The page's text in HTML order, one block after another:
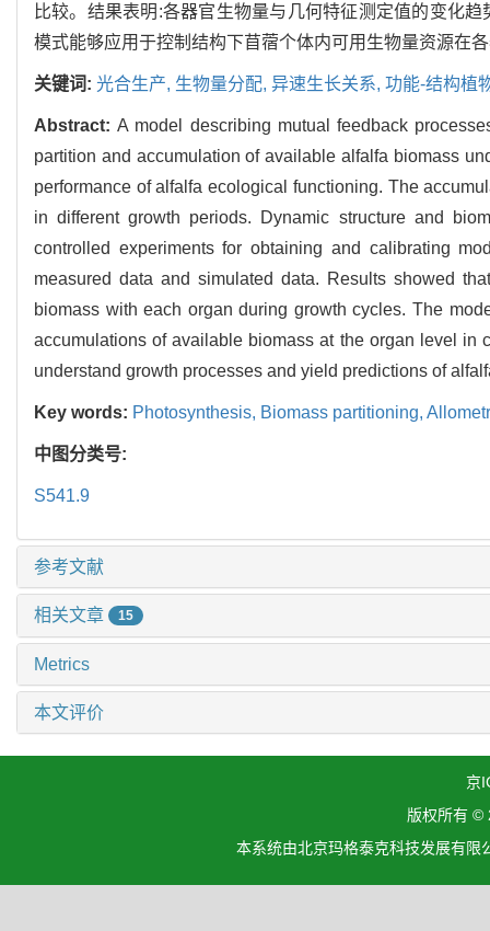
比较。结果表明:各器官生物量与几何特征测定值的变化
模式能够应用于控制结构下苜蓿个体内可用生物量资源在
关键词: 光合生产, 生物量分配, 异速生长关系, 功能-结构植
Abstract:A model describing mutual feedback
partition and accumulation of available alfalfa biomass
performance of alfalfa ecological functioning. The
in different growth periods. Dynamic structure and
controlled experiments for obtaining and calibrating
measured data and simulated data. Results showed
biomass with each organ during growth cycles. The
accumulations of available biomass at the organ level
understand growth processes and yield predictions of
Key words: Photosynthesis, Biomass partitioning,
中图分类号:
S541.9
参考文献
相关文章 15
Metrics
本文评价
京
版权所有 ©
本系统由北京玛格泰克科技发展有